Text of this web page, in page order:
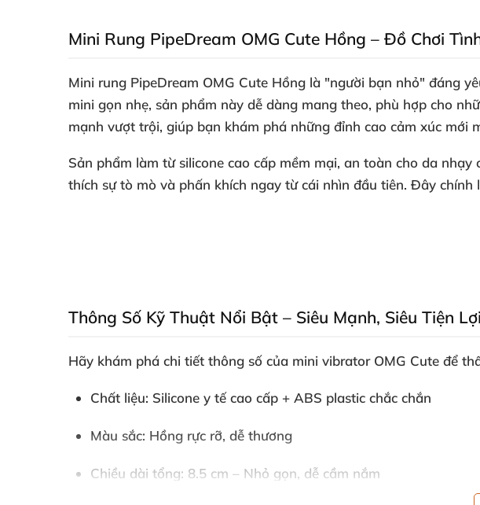
Mini Rung PipeDream OMG Cute Hồng – Đồ Chơi
Mini rung PipeDream OMG Cute Hồng là "người bạn nhỏ" đáng
mini gọn nhẹ, sản phẩm này dễ dàng mang theo, phù hợp cho
mạnh vượt trội, giúp bạn khám phá những đỉnh cao cảm xúc mới
Sản phẩm làm từ silicone cao cấp mềm mại, an toàn cho da nhạy
thích sự tò mò và phấn khích ngay từ cái nhìn đầu tiên. Đây chính
Thông Số Kỹ Thuật Nổi Bật – Siêu Mạnh, Siêu Tiện
Hãy khám phá chi tiết thông số của mini vibrator OMG Cute để
Chất liệu: Silicone y tế cao cấp + ABS plastic chắc chắn
Màu sắc: Hồng rực rỡ, dễ thương
Chiều dài tổng: 8.5 cm – Nhỏ gọn, dễ cầm nắm